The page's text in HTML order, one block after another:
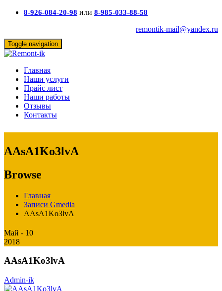
8-926-084-20-98 или 8-985-033-88-58
remontik-mail@yandex.ru
Toggle navigation
Главная
Наши услуги
Прайс лист
Наши работы
Отзывы
Контакты
AAsA1Ko3lvA
Browse
Главная
Записи Gmedia
AAsA1Ko3lvA
Май - 10
2018
AAsA1Ko3lvA
Admin-ik